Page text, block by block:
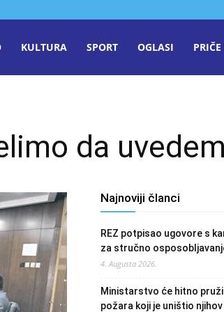
KULTURA SPORT OGLASI PRIČE
da
Najnoviji članci
REZ potpisao ugovore s
za stručno
4. Augusta 2026.
Ministarstvo će hitno
požara koji je uništio